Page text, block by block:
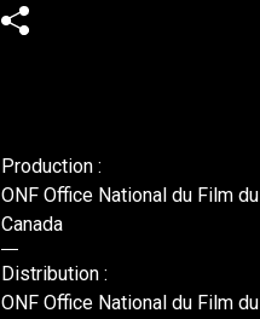
Production :
ONF Office National du Film du
Canada
Distribution :
ONF Office National du Film du